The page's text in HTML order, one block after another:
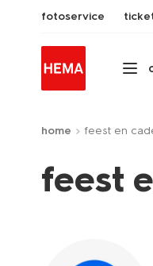
fotoservice
home feest en
feest